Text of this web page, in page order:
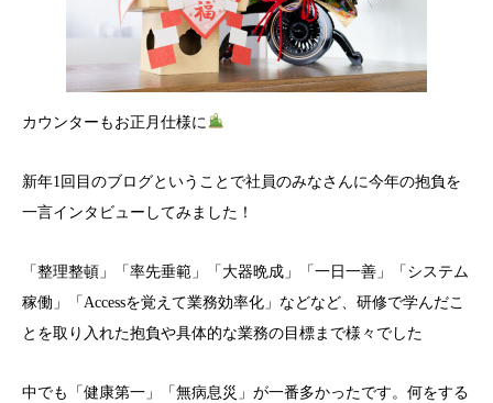
カウンターもお正月仕様に
新年1回目のブログということで社員のみなさんに今年の抱負を
一言インタビューしてみました！
「整理整頓」「率先垂範」「大器晩成」「一日一善」「システム
稼働」「Accessを覚えて業務効率化」などなど、研修で学んだこ
とを取り入れた抱負や具体的な業務の目標まで様々でした
中でも「健康第一」「無病息災」が一番多かったです。何をする